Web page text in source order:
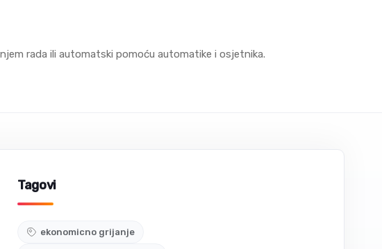
rada ili automatski pomoću automatike i osjetnika.
Tagovi
ekonomicno grijanje